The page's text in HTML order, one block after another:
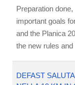
Preparation
important goals
and the Planica
the new rules
DEFAST